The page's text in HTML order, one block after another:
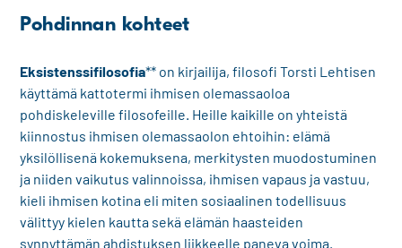
Pohdinnan kohteet
Eksistenssifilosofia** on kirjailija, filosofi Torsti Lehtisen
käyttämä kattotermi ihmisen olemassaoloa
pohdiskeleville filosofeille. Heille kaikille on yhteistä
kiinnostus ihmisen olemassaolon ehtoihin: elämä
yksilöllisenä kokemuksena, merkitysten muodostuminen
ja niiden vaikutus valinnoissa, ihmisen vapaus ja vastuu,
kieli ihmisen kotina eli miten sosiaalinen todellisuus
välittyy kielen kautta sekä elämän haasteiden
synnyttämän ahdistuksen liikkeelle paneva voima.